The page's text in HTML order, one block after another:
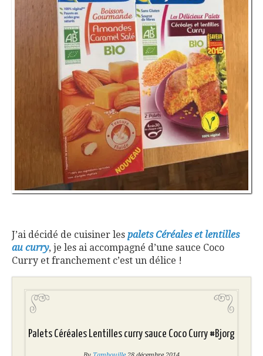
J’ai décidé de cuisiner les palets Céréales et lentilles
au curry, je les ai accompagné d’une sauce Coco
Curry et franchement c’est un délice !
Palets Céréales Lentilles curry sauce Coco Curry #Bjorg